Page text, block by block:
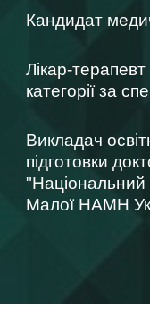
Кандидат
Лікар-терапевт
категорії за
Викладач
підготовки
"Національний
Малої НАМН